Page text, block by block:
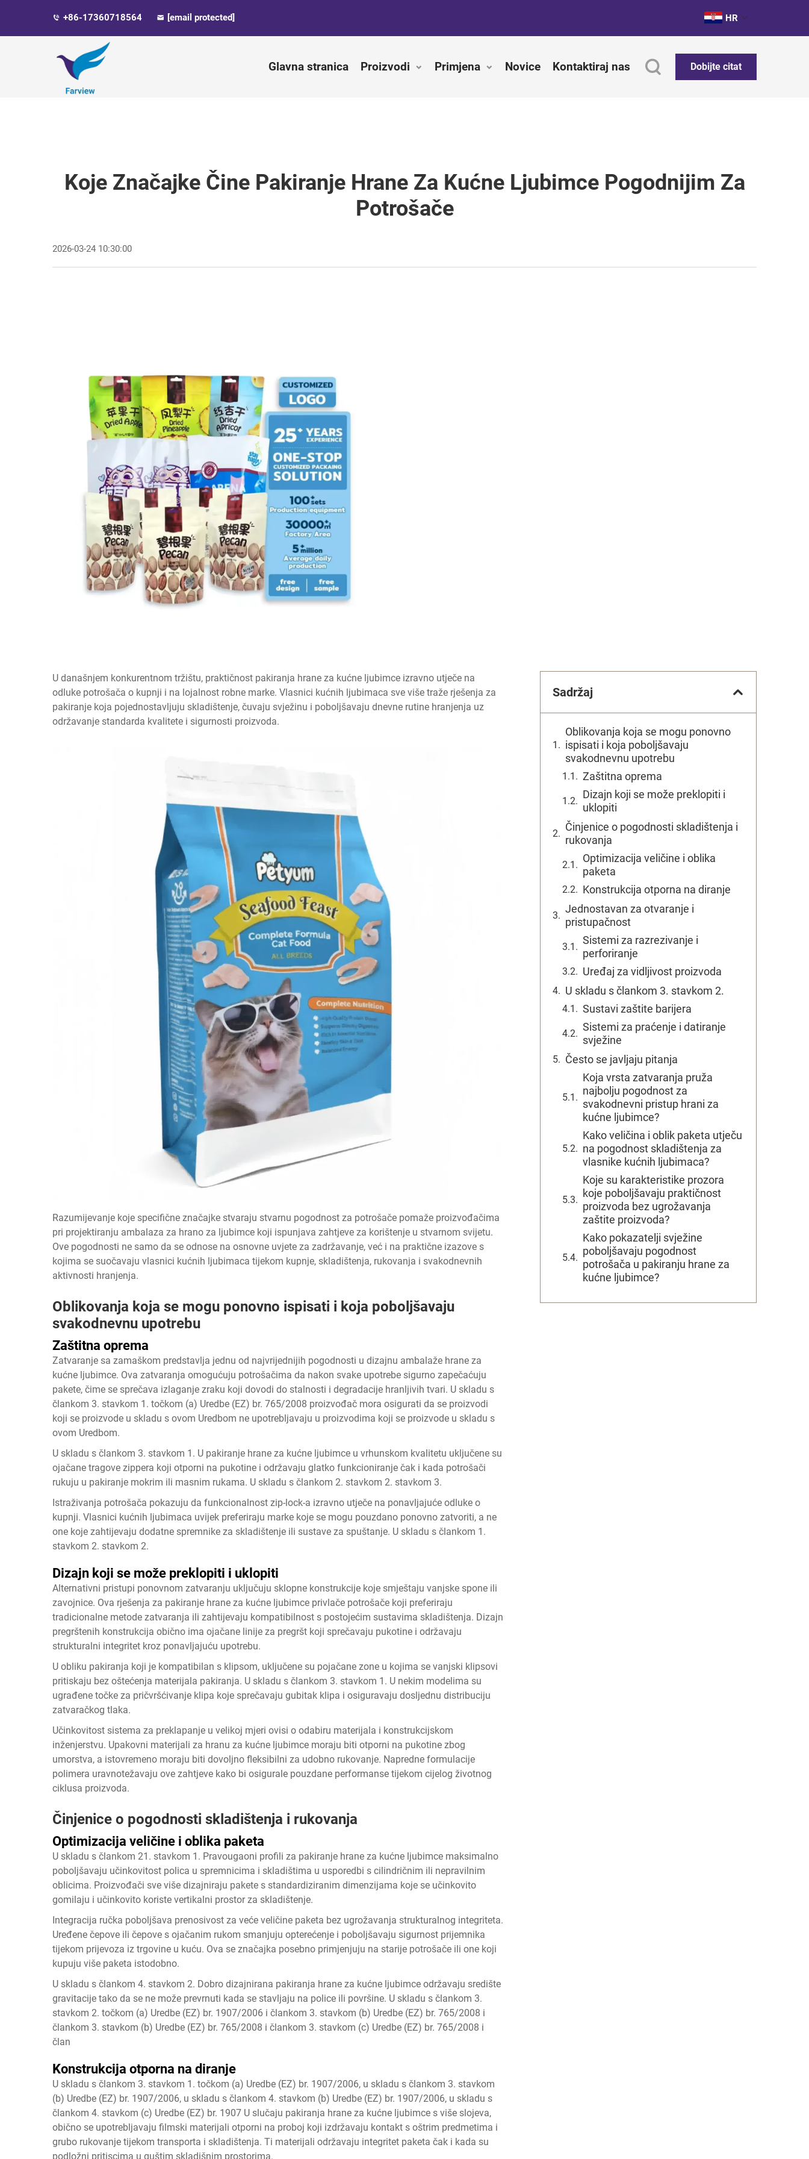
+86-17360718564 [email protected] HR
Glavna stranica Proizvodi Primjena Novice Kontaktiraj nas Dobijte citat
Koje Značajke Čine Pakiranje Hrane Za Kućne Ljubimce Pogodnijim Za
Potrošače
2026-03-24 10:30:00
U današnjem konkurentnom tržištu, praktičnost pakiranja hrane za kućne ljubimce izravno utječe na
odluke potrošača o kupnji i na lojalnost robne marke. Vlasnici kućnih ljubimaca sve više traže rješenja za
pakiranje koja pojednostavljuju skladištenje, čuvaju svježinu i poboljšavaju dnevne rutine hranjenja uz
održavanje standarda kvalitete i sigurnosti proizvoda.
Razumijevanje koje specifične značajke stvaraju stvarnu pogodnost za potrošače pomaže proizvođačima
pri projektiranju ambalaza za hrano za ljubimce koji ispunjava zahtjeve za korištenje u stvarnom svijetu.
Ove pogodnosti ne samo da se odnose na osnovne uvjete za zadržavanje, već i na praktične izazove s
kojima se suočavaju vlasnici kućnih ljubimaca tijekom kupnje, skladištenja, rukovanja i svakodnevnih
aktivnosti hranjenja.
Oblikovanja koja se mogu ponovno ispisati i koja poboljšavaju
svakodnevnu upotrebu
Zaštitna oprema
Zatvaranje sa zamaškom predstavlja jednu od najvrijednijih pogodnosti u dizajnu ambalaže hrane za
kućne ljubimce. Ova zatvaranja omogućuju potrošačima da nakon svake upotrebe sigurno zapečaćuju
pakete, čime se sprečava izlaganje zraku koji dovodi do stalnosti i degradacije hranljivih tvari. U skladu s
člankom 3. stavkom 1. točkom (a) Uredbe (EZ) br. 765/2008 proizvođač mora osigurati da se proizvodi
koji se proizvode u skladu s ovom Uredbom ne upotrebljavaju u proizvodima koji se proizvode u skladu s
ovom Uredbom.
U skladu s člankom 3. stavkom 1. U pakiranje hrane za kućne ljubimce u vrhunskom kvalitetu uključene su
ojačane tragove zippera koji otporni na pukotine i održavaju glatko funkcioniranje čak i kada potrošači
rukuju u pakiranje mokrim ili masnim rukama. U skladu s člankom 2. stavkom 2. stavkom 3.
Istraživanja potrošača pokazuju da funkcionalnost zip-lock-a izravno utječe na ponavljajuće odluke o
kupnji. Vlasnici kućnih ljubimaca uvijek preferiraju marke koje se mogu pouzdano ponovno zatvoriti, a ne
one koje zahtijevaju dodatne spremnike za skladištenje ili sustave za spuštanje. U skladu s člankom 1.
stavkom 2. stavkom 2.
Dizajn koji se može preklopiti i uklopiti
Alternativni pristupi ponovnom zatvaranju uključuju sklopne konstrukcije koje smještaju vanjske spone ili
zavojnice. Ova rješenja za pakiranje hrane za kućne ljubimce privlače potrošače koji preferiraju
tradicionalne metode zatvaranja ili zahtijevaju kompatibilnost s postojećim sustavima skladištenja. Dizajn
pregrštenih konstrukcija obično ima ojačane linije za pregršt koji sprečavaju pukotine i održavaju
strukturalni integritet kroz ponavljajuću upotrebu.
U obliku pakiranja koji je kompatibilan s klipsom, uključene su pojačane zone u kojima se vanjski klipsovi
pritiskaju bez oštećenja materijala pakiranja. U skladu s člankom 3. stavkom 1. U nekim modelima su
ugrađene točke za pričvršćivanje klipa koje sprečavaju gubitak klipa i osiguravaju dosljednu distribuciju
zatvaračkog tlaka.
Učinkovitost sistema za preklapanje u velikoj mjeri ovisi o odabiru materijala i konstrukcijskom
inženjerstvu. Upakovni materijali za hranu za kućne ljubimce moraju biti otporni na pukotine zbog
umorstva, a istovremeno moraju biti dovoljno fleksibilni za udobno rukovanje. Napredne formulacije
polimera uravnotežavaju ove zahtjeve kako bi osigurale pouzdane performanse tijekom cijelog životnog
ciklusa proizvoda.
Činjenice o pogodnosti skladištenja i rukovanja
Optimizacija veličine i oblika paketa
U skladu s člankom 21. stavkom 1. Pravougaoni profili za pakiranje hrane za kućne ljubimce maksimalno
poboljšavaju učinkovitost polica u spremnicima i skladištima u usporedbi s cilindričnim ili nepravilnim
oblicima. Proizvođači sve više dizajniraju pakete s standardiziranim dimenzijama koje se učinkovito
gomilaju i učinkovito koriste vertikalni prostor za skladištenje.
Integracija ručka poboljšava prenosivost za veće veličine paketa bez ugrožavanja strukturalnog integriteta.
Uređene čepove ili čepove s ojačanim rukom smanjuju opterećenje i poboljšavaju sigurnost prijemnika
tijekom prijevoza iz trgovine u kuću. Ova se značajka posebno primjenjuju na starije potrošače ili one koji
kupuju više paketa istodobno.
U skladu s člankom 4. stavkom 2. Dobro dizajnirana pakiranja hrane za kućne ljubimce održavaju središte
gravitacije tako da se ne može prevrnuti kada se stavljaju na police ili površine. U skladu s člankom 3.
stavkom 2. točkom (a) Uredbe (EZ) br. 1907/2006 i člankom 3. stavkom (b) Uredbe (EZ) br. 765/2008 i
člankom 3. stavkom (b) Uredbe (EZ) br. 765/2008 i člankom 3. stavkom (c) Uredbe (EZ) br. 765/2008 i
član
Konstrukcija otporna na diranje
U skladu s člankom 3. stavkom 1. točkom (a) Uredbe (EZ) br. 1907/2006, u skladu s člankom 3. stavkom
(b) Uredbe (EZ) br. 1907/2006, u skladu s člankom 4. stavkom (b) Uredbe (EZ) br. 1907/2006, u skladu s
člankom 4. stavkom (c) Uredbe (EZ) br. 1907 U slučaju pakiranja hrane za kućne ljubimce s više slojeva,
obično se upotrebljavaju filmski materijali otporni na proboj koji izdržavaju kontakt s oštrim predmetima i
grubo rukovanje tijekom transporta i skladištenja. Ti materijali održavaju integritet paketa čak i kada su
podložni pritiscima u guštim skladišnim prostorima.
Sadržaj
Oblikovanja koja se mogu ponovno
ispisati i koja poboljšavaju
svakodnevnu upotrebu
Zaštitna oprema
Dizajn koji se može preklopiti i
uklopiti
Činjenice o pogodnosti skladištenja i
rukovanja
Optimizacija veličine i oblika
paketa
Konstrukcija otporna na diranje
Jednostavan za otvaranje i
pristupačnost
Sistemi za razrezivanje i
perforiranje
Uređaj za vidljivost proizvoda
U skladu s člankom 3. stavkom 2.
Sustavi zaštite barijera
Sistemi za praćenje i datiranje
svježine
Često se javljaju pitanja
Koja vrsta zatvaranja pruža
najbolju pogodnost za
svakodnevni pristup hrani za
kućne ljubimce?
Kako veličina i oblik paketa utječu
na pogodnost skladištenja za
vlasnike kućnih ljubimaca?
Koje su karakteristike prozora
koje poboljšavaju praktičnost
proizvoda bez ugrožavanja
zaštite proizvoda?
Kako pokazatelji svježine
poboljšavaju pogodnost
potrošača u pakiranju hrane za
kućne ljubimce?